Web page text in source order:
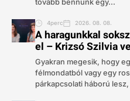
tovább bennünk egy...
4perc 2026. 08. 08.
A haragunkkal
el – Krizsó Szilvia
Gyakran megesik, hogy
félmondatból vagy egy
párkapcsolati háború